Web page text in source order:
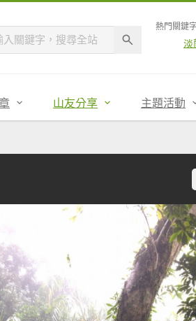
熱門關鍵字
淡
山友分享 主題活動